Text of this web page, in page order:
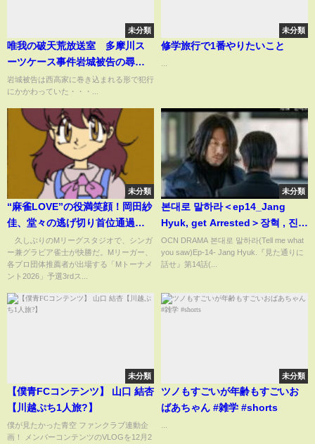
未分類
唯我の破天荒放送室 多摩川ス
ーツケース事件岩城被告の尋問
で出てきた新事実の数々
岩城被告は西高家に巻き込まれる形で犯行
にかかわっていた・・・...
未分類
修学旅行で1番やりたいこと
未分類
“麻雀LOVE”の役満笑顔！岡田紗
佳、堂々の逃げ切り首位通過
「久々に勝ててよかった」2位通
過は東城りお/麻雀・Mトーナメ
ント(ABEMA TIMES)
久しぶりのMリーグスタジオで、シンガ
ー兼グラビア雀士が快勝だ。Mリーガー、
各プロ団体推薦者が出場する「Mトーナメ
ント2026」予選3rdス...
未分類
본대로 말하라＜ep14_Jang
Hyuk, get Arrested＞장혁 , 진서
연
OCN DRAMA 본대로 말하라(Tell me what
you saw)Ep-14- Jang Hyuk.『見た通りに
話せ』第14話(...
未分類
【僕青FCコンテンツ】 山口 結杏
【川越ぷち1人旅?】
僕が見たかった青空 ファンクラブ連動企
画！ メンバーコンテンツのVLOGを12月2
未分類
ツノもすごいが年齢もすごいお
ばあちゃん #雑学 #shorts